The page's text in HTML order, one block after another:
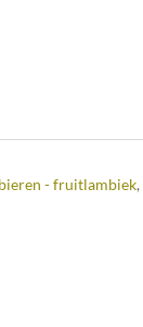
- fruitlambiek,